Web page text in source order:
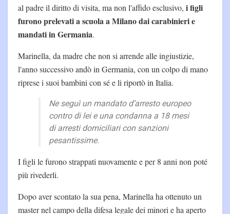
al padre il diritto di visita, ma non l'affido esclusivo, i figli
furono prelevati a scuola a Milano dai carabinieri e
mandati in Germania.
Marinella, da madre che non si arrende alle ingiustizie,
l'anno successivo andò in Germania, con un colpo di mano
riprese i suoi bambini con sé e li riportò in Italia.
Ne seguì un mandato d’arresto europeo
contro di lei e una condanna a 18 mesi
di arresti domiciliari con sanzioni
pesantissime.
I figli le furono strappati nuovamente e per 8 anni non poté
più rivederli.
Dopo aver scontato la sua pena, Marinella ha ottenuto un
master nel campo della difesa legale dei minori e ha aperto